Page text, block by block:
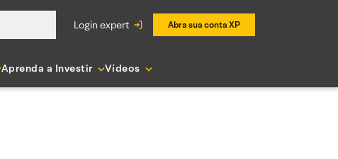
login expert Abra sua conta XP
Aprenda a Investir Vídeos